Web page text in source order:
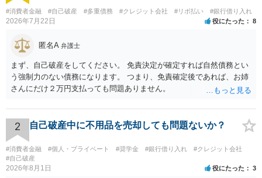
#消費者金融 #自己破産 #多重債務 #クレジット会社 #リボ払い #銀行借り入れ
2026年7月22日 役にたった 8
匿名A 弁護士
まず、自己破産をしてください。 免責決定が確定すれば自然債務とい
う強制力のない債務になります。 つまり、免責確定後であれば、お姉
さんにだけ２万円支払っても問題ありません。
2 自己破産中に不用品を売却しても問題ないか？
#消費者金融 #個人・プライベート #奨学金 #銀行借り入れ
#クレジット会社
#自己破産
2026年8月1日 役にたった 3